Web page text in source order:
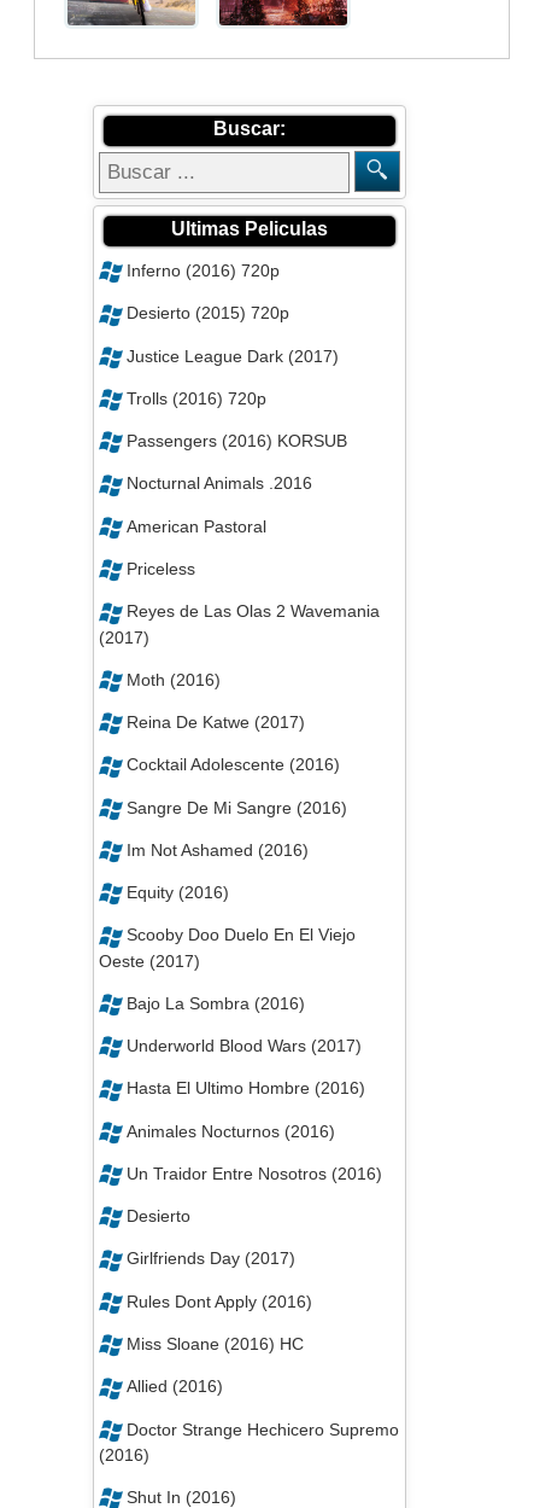
Buscar:
Ultimas Peliculas
Inferno (2016) 720p
Desierto (2015) 720p
Justice League Dark (2017)
Trolls (2016) 720p
Passengers (2016) KORSUB
Nocturnal Animals .2016
American Pastoral
Priceless
Reyes de Las Olas 2 Wavemania
(2017)
Moth (2016)
Reina De Katwe (2017)
Cocktail Adolescente (2016)
Sangre De Mi Sangre (2016)
Im Not Ashamed (2016)
Equity (2016)
Scooby Doo Duelo En El Viejo
Oeste (2017)
Bajo La Sombra (2016)
Underworld Blood Wars (2017)
Hasta El Ultimo Hombre (2016)
Animales Nocturnos (2016)
Un Traidor Entre Nosotros (2016)
Desierto
Girlfriends Day (2017)
Rules Dont Apply (2016)
Miss Sloane (2016) HC
Allied (2016)
Doctor Strange Hechicero Supremo
(2016)
Shut In (2016)